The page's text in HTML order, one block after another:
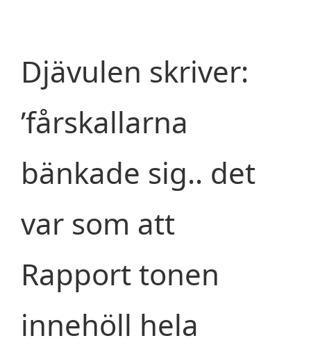
Djävulen skriver:
’fårskallarna
bänkade sig.. det
var som att
Rapport tonen
innehöll hela